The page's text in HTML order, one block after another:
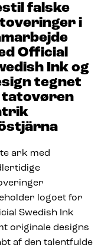
falske
i
Official
Ink og
tegnet
tatovøren
ark med
logoet for
Swedish Ink
originale designs
af den talentfulde